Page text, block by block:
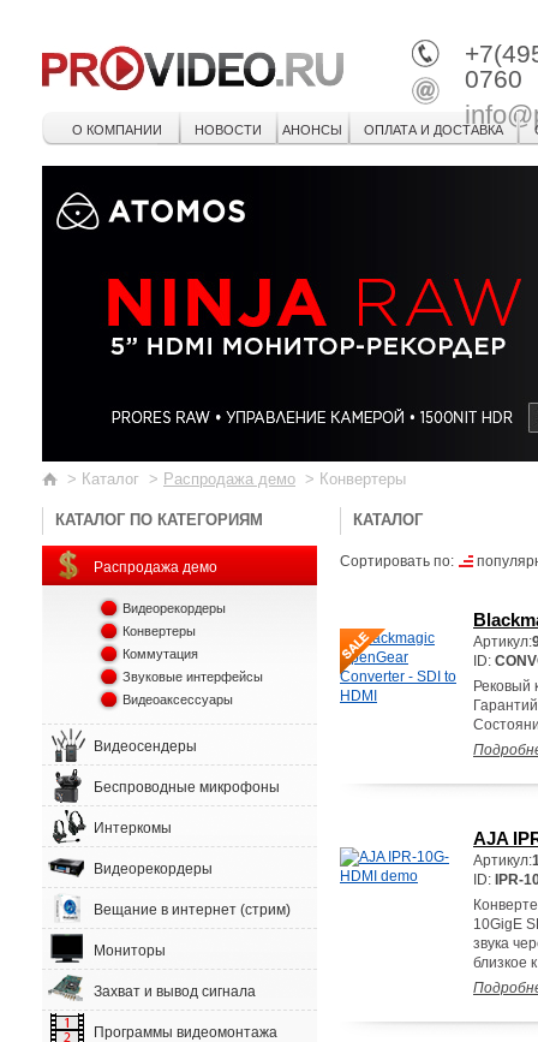
0760
О КОМПАНИИ НОВОСТИ АНОНСЫ ОПЛАТА И ДОСТАВКА
> Каталог > Распродажа демо > Конвертеры
КАТАЛОГ ПО КАТЕГОРИЯМ
Распродажа демо
Видеорекордеры
Конвертеры
Коммутация
Звуковые интерфейсы
Видеоаксессуары
Видеосендеры
Беспроводные микрофоны
Интеркомы
Видеорекордеры
Вещание в интернет (стрим)
Мониторы
Захват и вывод сигнала
Программы видеомонтажа
КАТАЛОГ
Сортировать по:
Артикул:
ID:
Рековый
AJA
Артикул:
ID: IPR-
10GigE
звука
близкое